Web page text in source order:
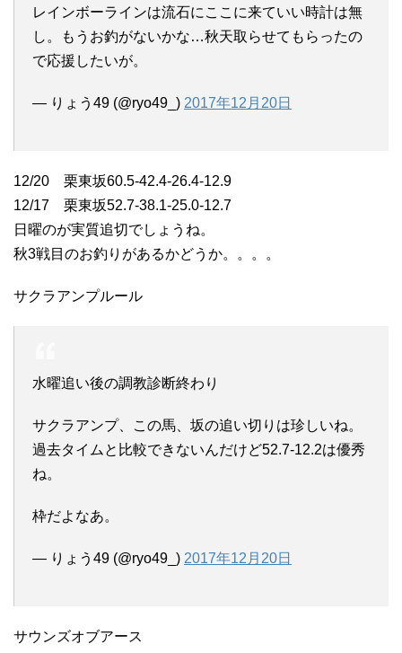
レインボーラインは流石にここに来ていい時計は無
し。もうお釣がないかな…秋天取らせてもらったの
で応援したいが。
— りょう49 (@ryo49_) 2017年12月20日
12/20 栗東坂60.5-42.4-26.4-12.9
12/17 栗東坂52.7-38.1-25.0-12.7
日曜のが実質追切でしょうね。
秋3戦目のお釣りがあるかどうか。。。。
サクラアンプルール
水曜追い後の調教診断終わり
サクラアンプ、この馬、坂の追い切りは珍しいね。
過去タイムと比較できないんだけど52.7-12.2は優秀
ね。
枠だよなあ。
— りょう49 (@ryo49_) 2017年12月20日
サウンズオブアース